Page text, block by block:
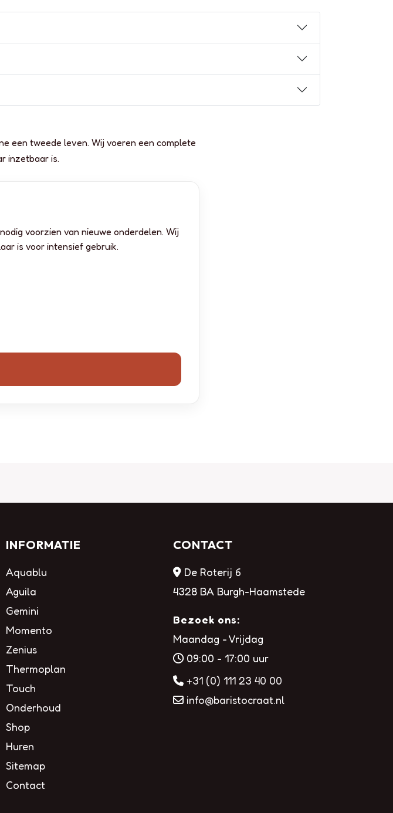
een tweede leven. Wij voeren een complete
inzetbaar is.
voorzien van nieuwe onderdelen. Wij
is voor intensief gebruik.
INFORMATIE
Aquablu
Aguila
Gemini
Momento
Zenius
Thermoplan
Touch
Onderhoud
Shop
Huren
Sitemap
Contact
CONTACT
De Roterij 6
4328 BA Burgh-Haamstede
Bezoek ons:
Maandag - Vrijdag
09:00 - 17:00 uur
+31 (0) 111 23 40 00
info@baristocraat.nl